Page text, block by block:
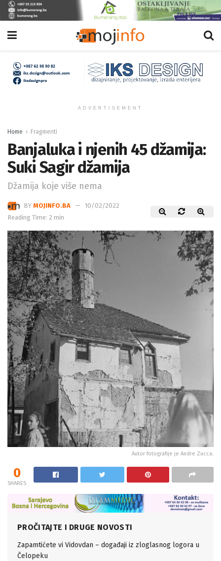
ADVERTISEMENT
Home Fragmenti
Banjaluka i njenih 45 džamija:
Suki Sagir džamija
Džamija koje više nema
BY MOJINFO.BA
10/02/2022
Reading Time: 2 min
Autor fotografije je Andre Zucca.
0
SHARES
PROČITAJTE I DRUGE NOVOSTI
Zapamtićete vi Vidovdan – događaji iz zloglasnog logora u
Čelopeku